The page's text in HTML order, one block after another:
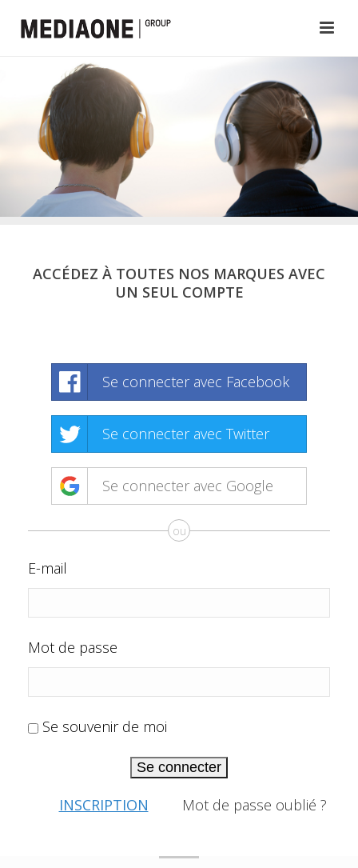
ACCÉDEZ À TOUTES NOS MARQUES AVEC
UN SEUL COMPTE
Se connecter avec Facebook
Se connecter avec Twitter
Se connecter avec Google
ou
E-mail
Mot de passe
Se souvenir de moi
Se connecter
INSCRIPTION Mot de passe oublié ?